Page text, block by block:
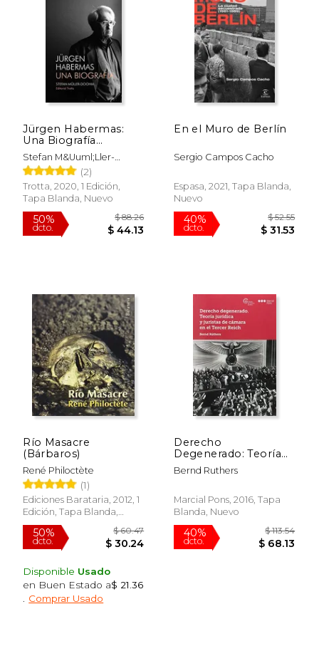
40%
dcto.
50%
dcto.
50%
dcto.
$ 51.60
$ 25.80
15%
dcto. $
Jürgen Habermas:
Una Biografía
(Tiempo Recobrado)
Stefan M&Uuml;Ller-
Doohm
(2)
Trotta, 2020, 1 Edición,
Tapa Blanda, Nuevo
En el Muro de Berlín
Sergio Campos Cacho
Espasa, 2021, Tapa Blanda,
Nuevo
Río Masacre
(Bárbaros)
René Philoctète
(1)
Ediciones Barataria, 2012, 1
Edición, Tapa Blanda,
Nuevo
Disponible Usado
en Buen Estado a$ 21.36
Comprar Usado
Derecho
Degenerado: Teoría
Jurídica y Juristas de
Cámara en el Tercer
Bernd Ruthers
Marcial Pons, 2016, Tapa
Blanda, Nuevo